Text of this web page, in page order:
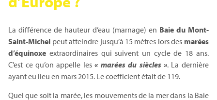
La différence de hauteur d’eau (marnage) en Baie du Mont-
Saint-Michel peut atteindre jusqu’à 15 mètres lors des marées
d’équinoxe extraordinaires qui suivent un cycle de 18 ans.
C’est ce qu’on appelle les« marées du siècles ». La dernière
ayant eu lieu en mars 2015. Le coefficient était de 119.
Quel que soit la marée, les mouvements de la mer dans la Baie